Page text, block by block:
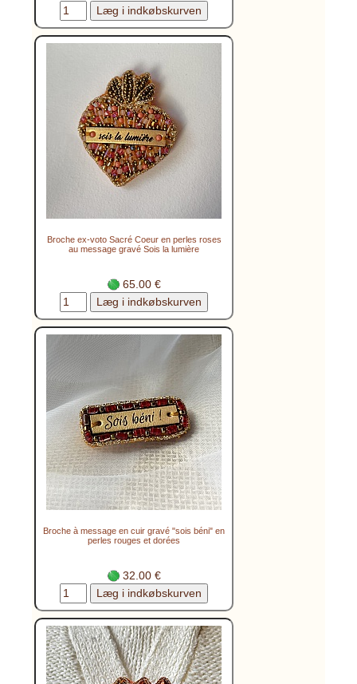
Broche ex-voto Sacré Coeur en perles roses
au message gravé Sois la lumière
65.00 €
Broche à message en cuir gravé "sois béni" en
perles rouges et dorées
32.00 €